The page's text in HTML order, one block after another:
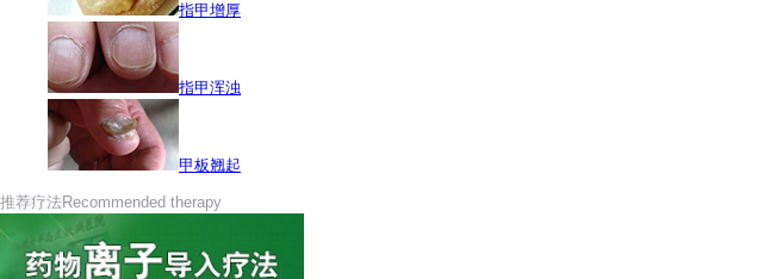
指甲增厚
指甲浑浊
甲板翘起
推荐疗法Recommended therapy